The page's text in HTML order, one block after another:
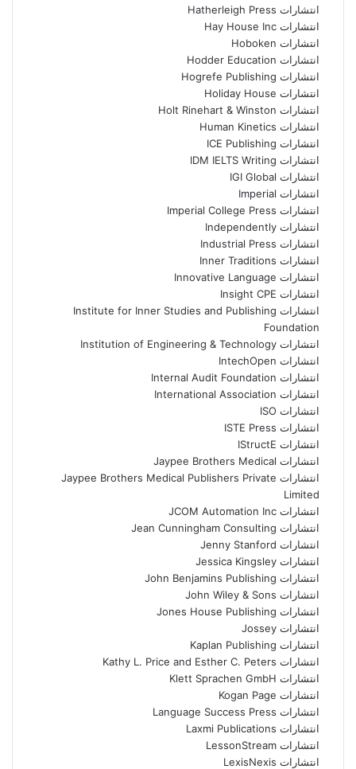
انتشارات Hatherleigh Press
انتشارات Hay House Inc
انتشارات Hoboken
انتشارات Hodder Education
انتشارات Hogrefe Publishing
انتشارات Holiday House
انتشارات Holt Rinehart & Winston
انتشارات Human Kinetics
انتشارات ICE Publishing
انتشارات IDM IELTS Writing
انتشارات IGI Global
انتشارات Imperial
انتشارات Imperial College Press
انتشارات Independently
انتشارات Industrial Press
انتشارات Inner Traditions
انتشارات Innovative Language
انتشارات Insight CPE
انتشارات Institute for Inner Studies and Publishing
Foundation
انتشارات Institution of Engineering & Technology
انتشارات IntechOpen
انتشارات Internal Audit Foundation
انتشارات International Association
انتشارات ISO
انتشارات ISTE Press
انتشارات IStructE
انتشارات Jaypee Brothers Medical
انتشارات Jaypee Brothers Medical Publishers Private
Limited
انتشارات JCOM Automation Inc
انتشارات Jean Cunningham Consulting
انتشارات Jenny Stanford
انتشارات Jessica Kingsley
انتشارات John Benjamins Publishing
انتشارات John Wiley & Sons
انتشارات Jones House Publishing
انتشارات Jossey
انتشارات Kaplan Publishing
انتشارات Kathy L. Price and Esther C. Peters
انتشارات Klett Sprachen GmbH
انتشارات Kogan Page
انتشارات Language Success Press
انتشارات Laxmi Publications
انتشارات LessonStream
انتشارات LexisNexis